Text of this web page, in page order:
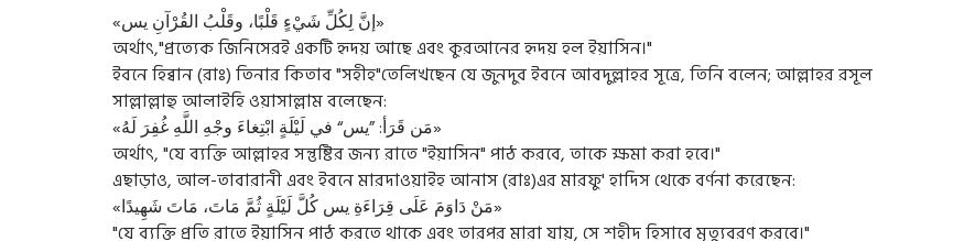
«إنَّ لِكُلِّ شَيْءٍ قَلْبًا، وقَلْبُ القُرْآنِ يس»
অর্থাৎ,"প্রত্যেক জিনিসেরই একটি হৃদয় আছে এবং কুরআনের হৃদয় হল ইয়াসিন।"
ইবনে হিব্বান (রাঃ) তিনার কিতাব "সহীহ"তেলিখছেন যে জুনদুব ইবনে আবদুল্লাহর সূত্রে, তিনি বলেন; আল্লাহর রসূল
সাল্লাল্লাহু আলাইহি ওয়াসাল্লাম বলেছেন:
«مَن قَرَأ: ”يس“ في لَيْلَةٍ ابْتِغاءَ وجْهِ اللَّهِ غُفِرَ لَهُ»
অর্থাৎ, "যে ব্যক্তি আল্লাহর সন্তুষ্টির জন্য রাতে "ইয়াসিন" পাঠ করবে, তাকে ক্ষমা করা হবে।"
এছাড়াও, আল-তাবারানী এবং ইবনে মারদাওয়াইহ আনাস (রাঃ)এর মারফু' হাদিস থেকে বর্ণনা করেছেন:
«مَنْ دَاوَمَ عَلَى قِرَاءَةِ يس كُلَّ لَيْلَةٍ ثُمَّ مَاتَ، مَاتَ شَهِيدًا»
"যে ব্যক্তি প্রতি রাতে ইয়াসিন পাঠ করতে থাকে এবং তারপর মারা যায়, সে শহীদ হিসাবে মৃত্যুবরণ করবে।"